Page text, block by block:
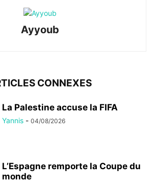
Ayyoub
CONNEXES
La Palestine accuse la FIFA
Yannis - 04/08/2026
L’Espagne remporte la Coupe du
monde